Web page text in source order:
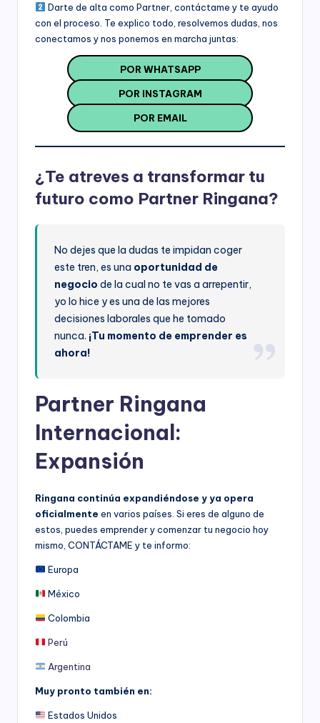
Darte de alta como Partner, contáctame y te ayudo
con el proceso. Te explico todo, resolvemos dudas, nos
conectamos y nos ponemos en marcha juntas:
POR WHATSAPP
POR INSTAGRAM
POR EMAIL
¿Te atreves a transformar tu
futuro como Partner Ringana?
No dejes que la dudas te impidan coger
este tren, es una oportunidad de
negocio de la cual no te vas a arrepentir,
yo lo hice y es una de las mejores
decisiones laborales que he tomado
nunca. ¡Tu momento de emprender es
ahora!
Partner Ringana
Internacional:
Expansión
Ringana continúa expandiéndose y ya opera
oficialmente en varios países. Si eres de alguno de
estos, puedes emprender y comenzar tu negocio hoy
mismo, CONTÁCTAME y te informo:
Europa
México
Colombia
Perú
Argentina
Muy pronto también en:
Estados Unidos